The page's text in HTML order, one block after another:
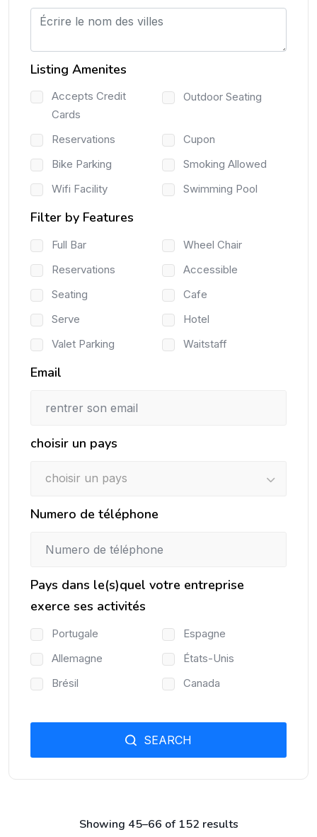
Showing 45–66 of 152 results
Listing Amenites
Accepts Credit
Cards
Outdoor Seating
Reservations
Cupon
Bike Parking
Smoking Allowed
Wifi Facility
Swimming Pool
Filter by Features
Full Bar
Wheel Chair
Reservations
Accessible
Seating
Cafe
Serve
Hotel
Valet Parking
Waitstaff
Email
choisir un pays
choisir un pays
Numero de téléphone
Pays dans le(s)quel votre entreprise
exerce ses activités
Portugale
Espagne
Allemagne
États-Unis
Brésil
Canada
SEARCH